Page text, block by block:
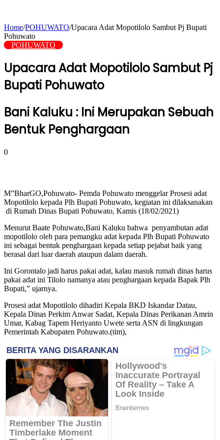
Home/POHUWATO/Upacara Adat Mopotilolo Sambut Pj Bupati
Pohuwato
POHUWATO
Upacara Adat Mopotilolo Sambut Pj
Bupati Pohuwato
Bani Kaluku : Ini Merupakan Sebuah
Bentuk Penghargaan
0
M”BharGO,Pohuwato- Pemda Pohuwato menggelar Prosesi adat
Mopotilolo kepada Plh Bupati Pohuwato, kegiatan ini dilaksanakan
di Rumah Dinas Bupati Pohuwato, Kamis (18/02/2021)
Menurut Baate Pohuwato,Bani Kaluku bahwa penyambutan adat
mopotilolo oleh para pemangku adat kepada Plh Bupati Pohuwato
ini sebagai bentuk penghargaan kepada setiap pejabat baik yang
berasal dari luar daerah ataupun dalam daerah.
Ini Gorontalo jadi harus pakai adat, kalau masuk rumah dinas harus
pakai adat ini Tilolo namanya atau penghargaan kepada Bapak Plh
Bupati,” ujarnya.
Prosesi adat Mopotilolo dihadiri Kepala BKD Iskandar Datau,
Kepala Dinas Perkim Anwar Sadat, Kepala Dinas Perikanan Amrin
Umar, Kabag Tapem Heriyanto Uwete serta ASN di lingkungan
Pemerintah Kabupaten Pohuwato.(tim),